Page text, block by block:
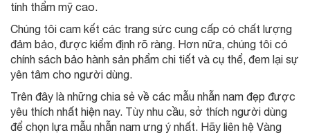
tính thẩm mỹ cao.
Chúng tôi cam kết các trang sức cung cấp có chất lượng
đảm bảo, được kiểm định rõ ràng. Hơn nữa, chúng tôi có
chính sách bảo hành sản phẩm chi tiết và cụ thể, đem lại sự
yên tâm cho người dùng.
Trên đây là những chia sẻ về các mẫu nhẫn nam đẹp được
yêu thích nhất hiện nay. Tùy nhu cầu, sở thích người dùng
để chọn lựa mẫu nhẫn nam ưng ý nhất. Hãy liên hệ Vàng